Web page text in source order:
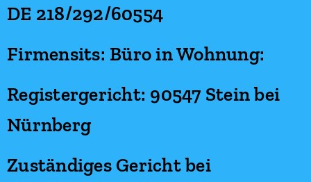
DE 218/292/60554
Firmensits: Büro in Wohnung:
Registergericht: 90547 Stein bei
Nürnberg
Zuständiges Gericht bei